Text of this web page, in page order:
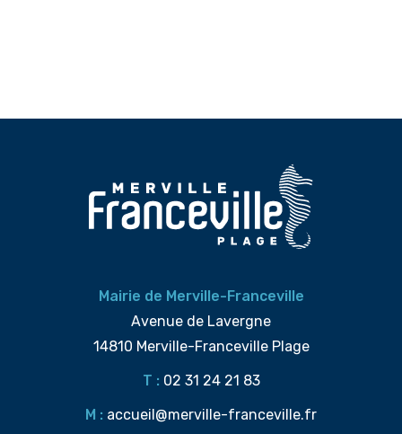
Mairie de Merville-Franceville
Avenue de Lavergne
14810 Merville-Franceville Plage
T : 02 31 24 21 83
M : accueil@merville-franceville.fr